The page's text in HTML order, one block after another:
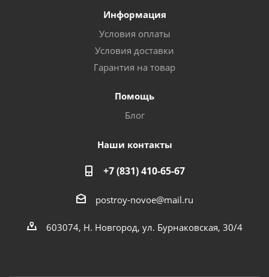
Информация
Условия оплаты
Условия доставки
Гарантия на товар
Помощь
Блог
Наши контакты
+7 (831) 410-65-67
postroy-novoe@mail.ru
603074, Н. Новгород, ул. Бурнаковская, 30/4